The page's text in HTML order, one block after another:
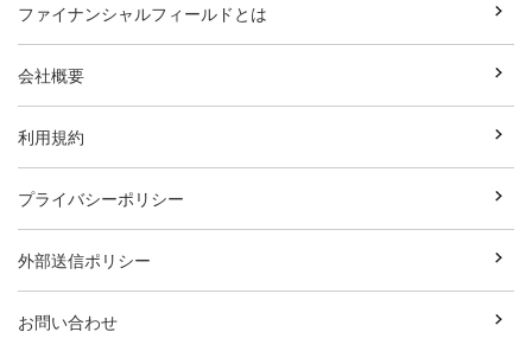
ファイナンシャルフィールドとは
会社概要
利用規約
プライバシーポリシー
外部送信ポリシー
お問い合わせ